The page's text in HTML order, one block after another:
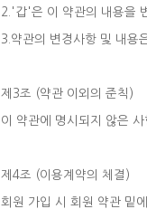
2.'갑'은 이 약관의 내용을
3.약관의 변경사항 및 내용
제3조 (약관 이외의 준칙)
이 약관에 명시되지 않은
제4조 (이용계약의 체결)
회원 가입 시 회원 약관 밑